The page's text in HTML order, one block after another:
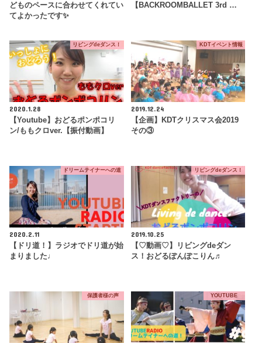
どものペースに合わせてくれてい
てよかったです✨
【BACKROOMBALLET 3rd …
リビングdeダンス！
2020.1.28
【Youtube】おどるポンポコリ
ン/ももクロver.【振付動画】
KDTイベント情報
2019.12.24
【企画】KDTクリスマス会2019
その③
ドリームテイナーへの道
2020.2.11
【ドリ道！】ラジオでドリ道が始
まりました♩
リビングdeダンス！
2019.10.25
【♡動画♡】リビングdeダン
ス！おどるぽんぽこりん♬
保護者様の声 YOUTUBE